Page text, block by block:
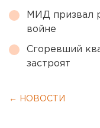
МИД призвал
войне
Сгоревший
застроят
← НОВОСТИ